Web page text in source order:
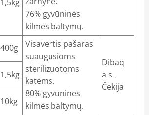
76% gyvūninės
kilmės baltymų.
1,5kg
400g
Visavertis pašaras
suaugusioms
sterilizuotoms
katėms.
80% gyvūninės
kilmės baltymų.
Dibaq
a.s.,
Čekija
1,5kg
10kg